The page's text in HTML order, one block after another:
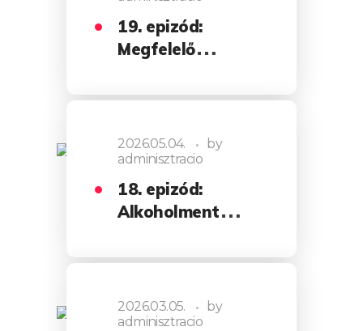
19. epizód:
Megfelelő
2026.05.04.
by
adminisztracio
18. epizód:
Alkoholmentes
2026.03.05.
by
adminisztracio